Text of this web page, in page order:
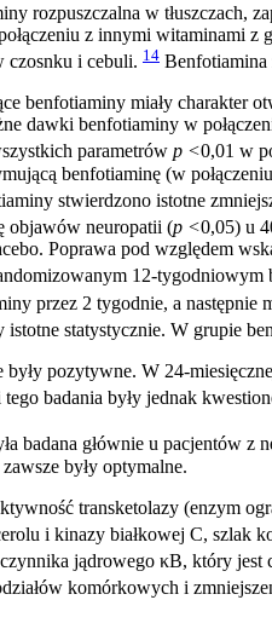
rozpuszczalna w tłuszczach,
z innymi witaminami
czosnku i cebuli. 14 Benfotiamina
benfotiaminy miały charakter
dawki benfotiaminy w
parametrów p <0,01 w
benfotiaminę (w
stwierdzono istotne
objawów neuropatii (p <0,05) u
Poprawa pod względem
12-tygodniowym
przez 2 tygodnie, a
istotne statystycznie. W grupie
były pozytywne. W 24-
badania były jednak
badana głównie u pacjentów
były optymalne.
transketolazy (enzym
i kinazy białkowej C, szlak
jądrowego κB, który
komórkowych i